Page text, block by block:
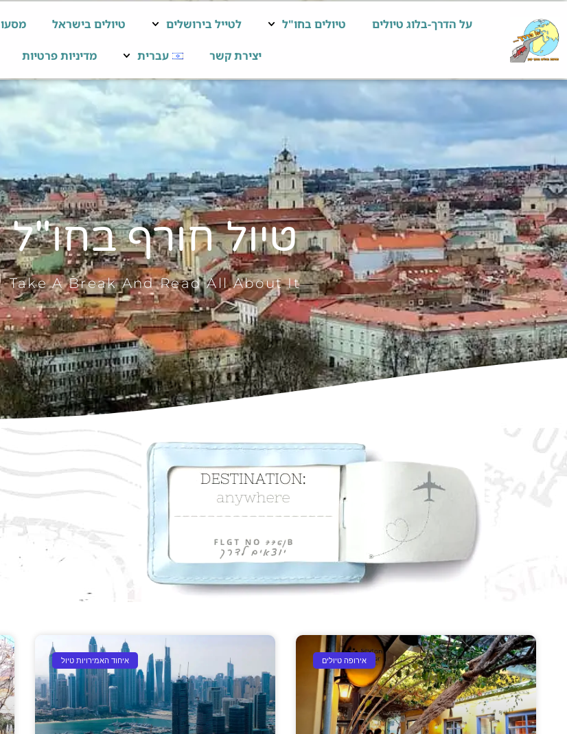
על הדרך-בלוג טיולים טיולים בחו"ל לטייל בירושלים טיולים בישראל
יצירת קשר עברית מדיניות פרטיות
טיול חורף בחו"ל
Take A Break And Read All About It
אירופה טיולים איחוד האמירויות טיול